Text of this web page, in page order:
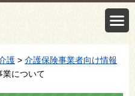
護 > 介護保険事業者向け情報
業について